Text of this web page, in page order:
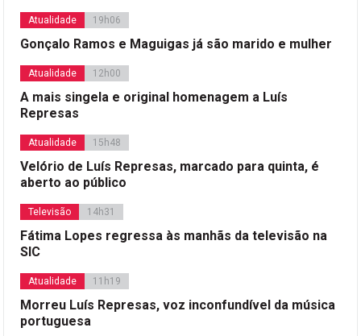
Atualidade 19h06
Gonçalo Ramos e Maguigas já são marido e mulher
Atualidade 12h00
A mais singela e original homenagem a Luís
Represas
Atualidade 15h48
Velório de Luís Represas, marcado para quinta, é
aberto ao público
Televisão 14h31
Fátima Lopes regressa às manhãs da televisão na
SIC
Atualidade 11h19
Morreu Luís Represas, voz inconfundível da música
portuguesa